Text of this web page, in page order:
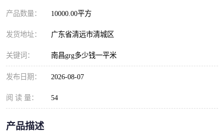
产品数量： 10000.00平方
发货地址： 广东省清远市清城区
关键词： 南昌grg多少钱一平米
发布日期： 2026-08-07
阅 读 量： 54
产品描述